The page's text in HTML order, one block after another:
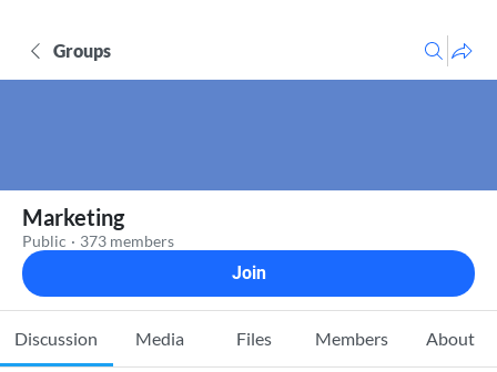
Groups
Marketing
Public · 373 members
Join
Discussion Media Files Members About